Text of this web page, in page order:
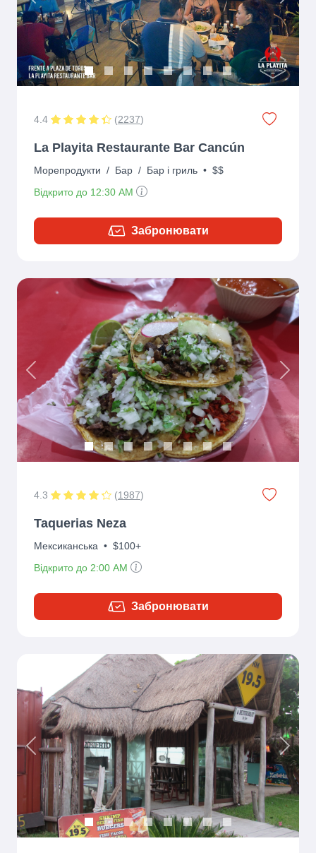
4.4 (2237)
La Playita Restaurante Bar Cancún
Морепродукти / Бар / Бар і гриль • $$
Відкрито до 12:30 AM
Забронювати
Previous Next
4.3 (1987)
Taquerias Neza
Мексиканська • $100+
Відкрито до 2:00 AM
Забронювати
Previous Next